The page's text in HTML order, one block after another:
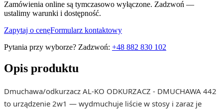
Zamówienia online są tymczasowo wyłączone. Zadzwoń —
ustalimy warunki i dostępność.
Zapytaj o cenęFormularz kontaktowy
Pytania przy wyborze? Zadzwoń: +48 882 830 102
Opis produktu
Dmuchawa/odkurzacz AL-KO ODKURZACZ - DMUCHAWA 442
to urządzenie 2w1 — wydmuchuje liście w stosy i zaraz je